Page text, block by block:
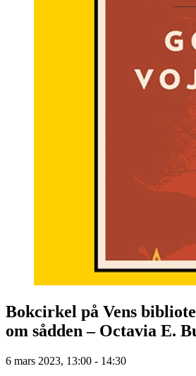
Bokcirkel på Vens
om sådden – Octavia E.
6 mars 2023, 13:00 - 14:30